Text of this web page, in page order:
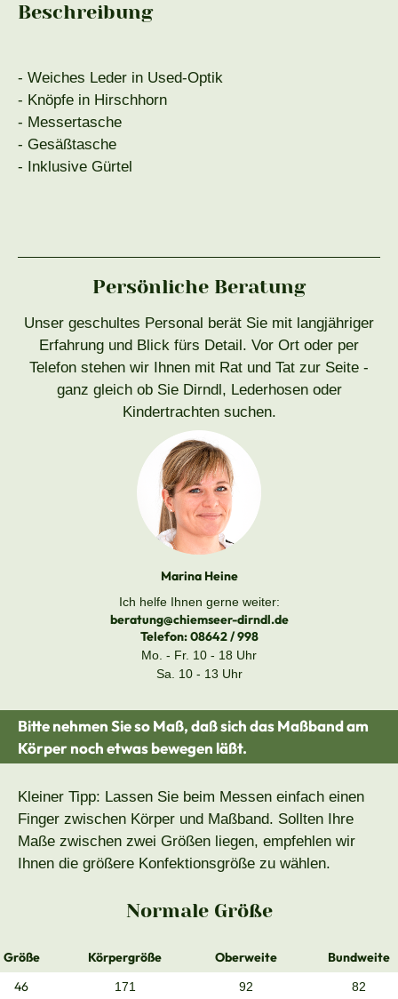
Beschreibung
- Weiches Leder in Used-Optik
- Knöpfe in Hirschhorn
- Messertasche
- Gesäßtasche
- Inklusive Gürtel
Persönliche Beratung
Unser geschultes Personal berät Sie mit langjähriger
Erfahrung und Blick fürs Detail. Vor Ort oder per
Telefon stehen wir Ihnen mit Rat und Tat zur Seite -
ganz gleich ob Sie Dirndl, Lederhosen oder
Kindertrachten suchen.
Marina Heine
Ich helfe Ihnen gerne weiter:
beratung@chiemseer-dirndl.de
Telefon:08642 / 998
Mo. - Fr. 10 - 18 Uhr
Sa. 10 - 13 Uhr
Bitte nehmen Sie so Maß, daß sich das Maßband am
Körper noch etwas bewegen läßt.
Kleiner Tipp: Lassen Sie beim Messen einfach einen
Finger zwischen Körper und Maßband. Sollten Ihre
Maße zwischen zwei Größen liegen, empfehlen wir
Ihnen die größere Konfektionsgröße zu wählen.
Normale Größe
Größe Körpergröße Oberweite
Bundweite
46
171 92 82